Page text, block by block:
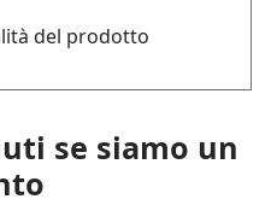
del prodotto
se siamo un